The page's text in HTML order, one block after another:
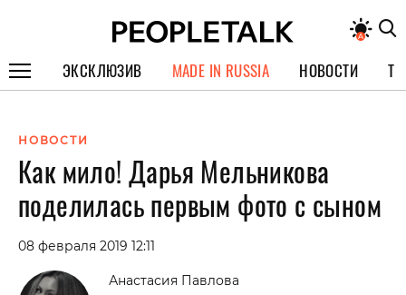
ЭКСКЛЮЗИВ
СПЕЦПРОЕКТЫ
ИНТЕРВЬЮ
ПОКОЛЕНИЕ
MADE IN RUSSIA НОВОСТИ
НОВОСТИ
Как мило! Дарья Мельникова
поделилась первым фото с сыном
08 февраля 2019 12:11
Анастасия Павлова